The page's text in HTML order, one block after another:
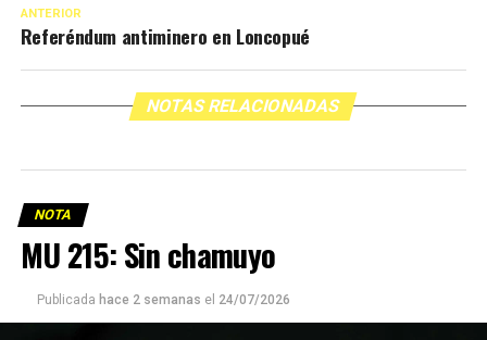
ANTERIOR
Referéndum antiminero en Loncopué
NOTAS RELACIONADAS
NOTA
MU 215: Sin chamuyo
Publicada hace 2 semanas el 24/07/2026